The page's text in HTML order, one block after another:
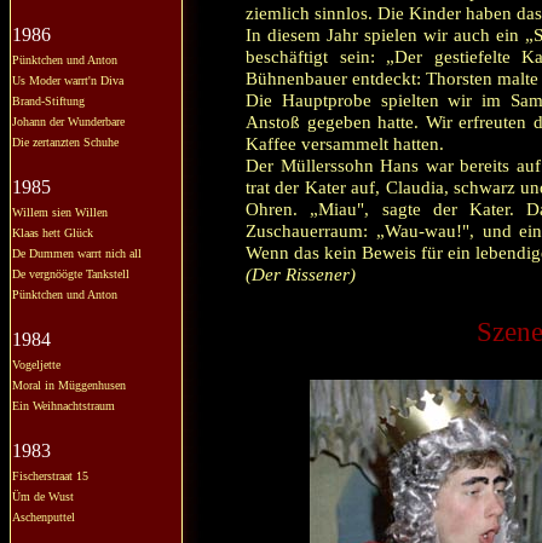
1986
Pünktchen und Anton
Us Moder warrt'n Diva
Brand-Stiftung
Johann der Wunderbare
Die zertanzten Schuhe
1985
Willem sien Willen
Klaas hett Glück
De Dummen warrt nich all
De vergnöögte Tankstell
Pünktchen und Anton
1984
Vogeljette
Moral in Müggenhusen
Ein Weihnachtstraum
1983
Fischerstraat 15
Üm de Wust
Aschenputtel
ziemlich sinnlos. Die Kinder haben
In diesem Jahr spielen wir auch ein
beschäftigt sein: „Der gestiefelte
Bühnenbauer entdeckt: Thorsten
Die Hauptprobe spielten wir im
Anstoß gegeben hatte. Wir erfreuten
Kaffee versammelt hatten.
Der Müllerssohn Hans war bereits
trat der Kater auf, Claudia, schwarz
Ohren. „Miau", sagte der Kater.
Zuschauerraum: „Wau-wau!", und
Wenn das kein Beweis für ein
(Der Rissener)